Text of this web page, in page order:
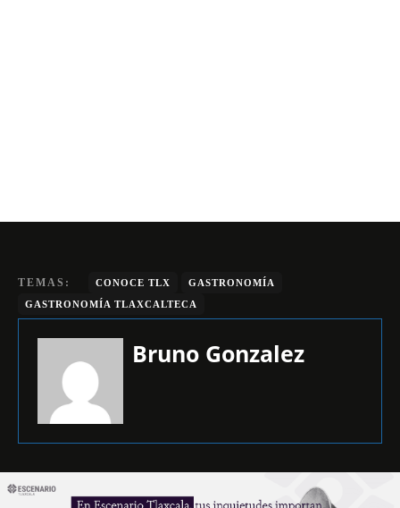
TEMAS: CONOCE TLX
GASTRONOMÍA
GASTRONOMÍA TLAXCALTECA
Bruno Gonzalez